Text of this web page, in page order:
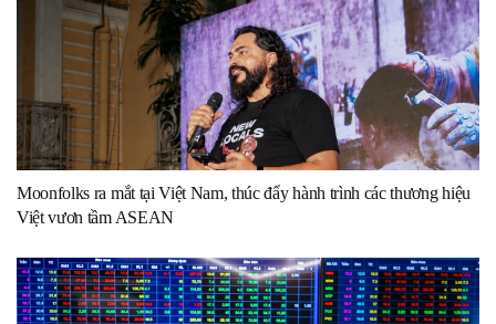
Moonfolks ra mắt tại Việt Nam, thúc đẩy hành trình các thương hiệu
Việt vươn tầm ASEAN